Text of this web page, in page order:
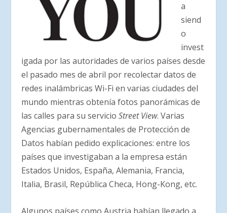
a
siend
o
invest
igada por las autoridades de varios países desde
el pasado mes de abril por recolectar datos de
redes inalámbricas Wi-Fi en varias ciudades del
mundo mientras obtenía fotos panorámicas de
las calles para su servicioStreet View. Varias
Agencias gubernamentales de Protección de
Datos habían pedido explicaciones: entre los
países que investigaban a la empresa están
Estados Unidos, España, Alemania, Francia,
Italia, Brasil, República Checa, Hong-Kong, etc.
Algunos países como Austria habían llegado a